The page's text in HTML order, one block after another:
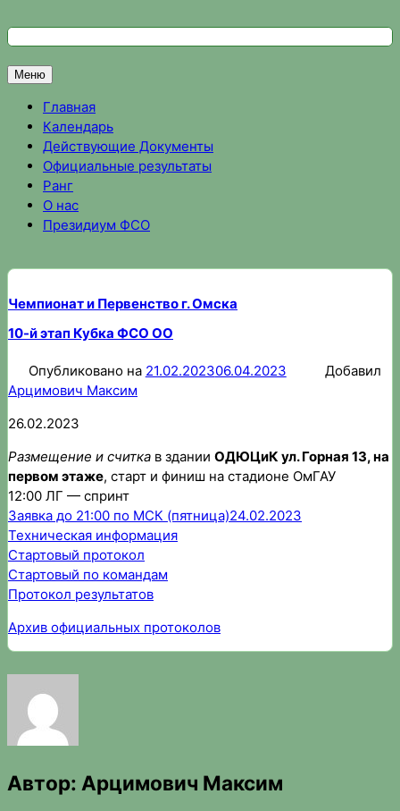
кФедерация спортивного ориентирования Омской области
Спортивное ориентирование в Омске, результаты
Меню
Главная
Календарь
Действующие Документы
Официальные результаты
Ранг
О нас
Президиум ФСО
Чемпионат и Первенство г. Омска
10-й этап Кубка ФСО ОО
Опубликовано на 21.02.202306.04.2023
Добавил
Арцимович Максим
26.02.2023
Размещение и считка в здании ОДЮЦиК ул. Горная 13, на
первом этаже, старт и финиш на стадионе ОмГАУ
12:00 ЛГ — спринт
Заявка до 21:00 по МСК (пятница)24.02.2023
Техническая информация
Стартовый протокол
Стартовый по командам
Протокол результатов
Архив официальных протоколов
Автор: Арцимович Максим